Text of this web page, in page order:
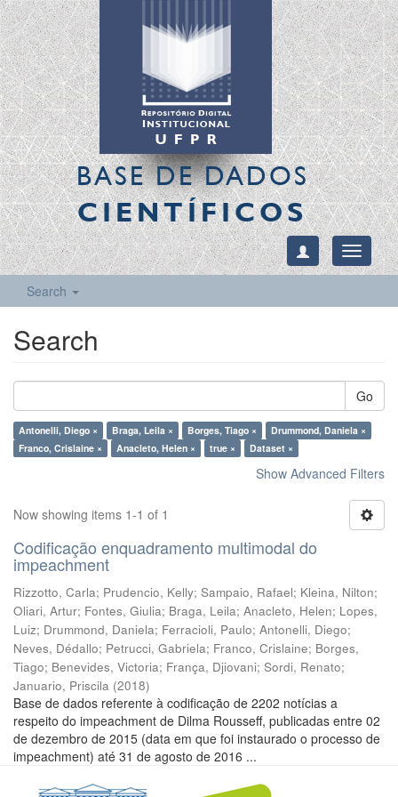
BASE DE DADOS
CIENTÍFICOS
Toggle
Search
Search
Go
Antonelli, Diego × Braga, Leila × Borges, Tiago ×
Drummond, Daniela ×
Franco, Crislaine ×
Anacleto, Helen × true × Dataset ×
Show Advanced Filters
Now showing items 1-1 of 1
Codificação enquadramento multimodal do
impeachment
Rizzotto, Carla; Prudencio, Kelly; Sampaio, Rafael; Kleina, Nilton;
Oliari, Artur; Fontes, Giulia; Braga, Leila; Anacleto, Helen; Lopes,
Luiz; Drummond, Daniela; Ferracioli, Paulo; Antonelli, Diego;
Neves, Dédallo; Petrucci, Gabriela; Franco, Crislaine; Borges,
Tiago; Benevides, Victoria; França, Djiovani; Sordi, Renato;
Januario, Priscila (2018)
Base de dados referente à codificação de 2202 notícias a
respeito do impeachment de Dilma Rousseff, publicadas entre 02
de dezembro de 2015 (data em que foi instaurado o processo de
impeachment) até 31 de agosto de 2016 ...